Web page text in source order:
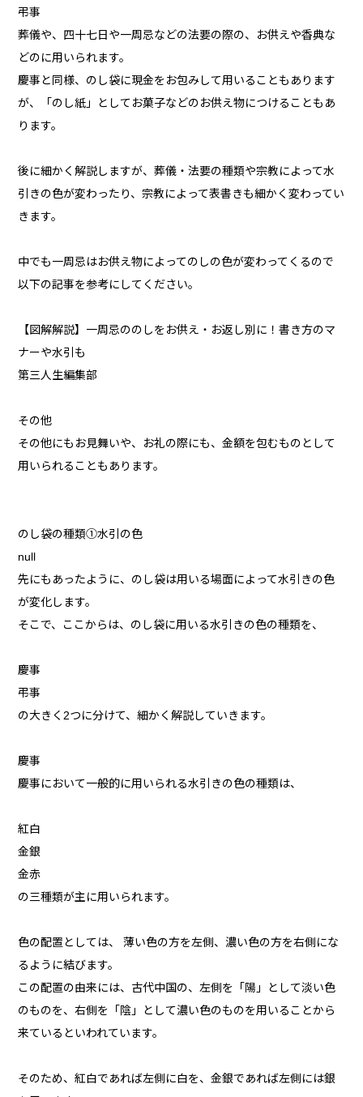
弔事
葬儀や、四十七日や一周忌などの法要の際の、お供えや香典な
どのに用いられます。
慶事と同様、のし袋に現金をお包みして用いることもあります
が、「のし紙」としてお菓子などのお供え物につけることもあ
ります。
後に細かく解説しますが、葬儀・法要の種類や宗教によって水
引きの色が変わったり、宗教によって表書きも細かく変わってい
きます。
中でも一周忌はお供え物によってのしの色が変わってくるので
以下の記事を参考にしてください。
【図解解説】一周忌ののしをお供え・お返し別に！書き方のマ
ナーや水引も
第三人生編集部
その他
その他にもお見舞いや、お礼の際にも、金額を包むものとして
用いられることもあります。
のし袋の種類①水引の色
null
先にもあったように、のし袋は用いる場面によって水引きの色
が変化します。
そこで、ここからは、のし袋に用いる水引きの色の種類を、
慶事
弔事
の大きく2つに分けて、細かく解説していきます。
慶事
慶事において一般的に用いられる水引きの色の種類は、
紅白
金銀
金赤
の三種類が主に用いられます。
色の配置としては、 薄い色の方を左側、濃い色の方を右側にな
るように結びます。
この配置の由来には、古代中国の、左側を「陽」として淡い色
のものを、右側を「陰」として濃い色のものを用いることから
来ているといわれています。
そのため、紅白であれば左側に白を、金銀であれば左側には銀